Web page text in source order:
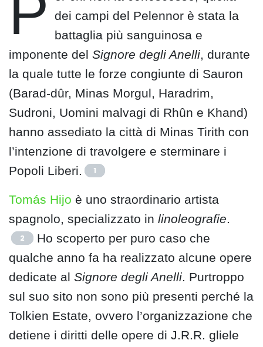
dei campi del Pelennor è stata la
battaglia più sanguinosa e
imponente del Signore degli Anelli, durante
la quale tutte le forze congiunte di Sauron
(Barad-dûr, Minas Morgul, Haradrim,
Sudroni, Uomini malvagi di Rhûn e Khand)
hanno assediato la città di Minas Tirith con
l’intenzione di travolgere e sterminare i
Popoli Liberi.
1
Tomás Hijo è uno straordinario artista
spagnolo, specializzato in linoleografie.
2
Ho scoperto per puro caso che
qualche anno fa ha realizzato alcune opere
dedicate al Signore degli Anelli. Purtroppo
sul suo sito non sono più presenti perché la
Tolkien Estate, ovvero l’organizzazione che
detiene i diritti delle opere di J.R.R. gliele